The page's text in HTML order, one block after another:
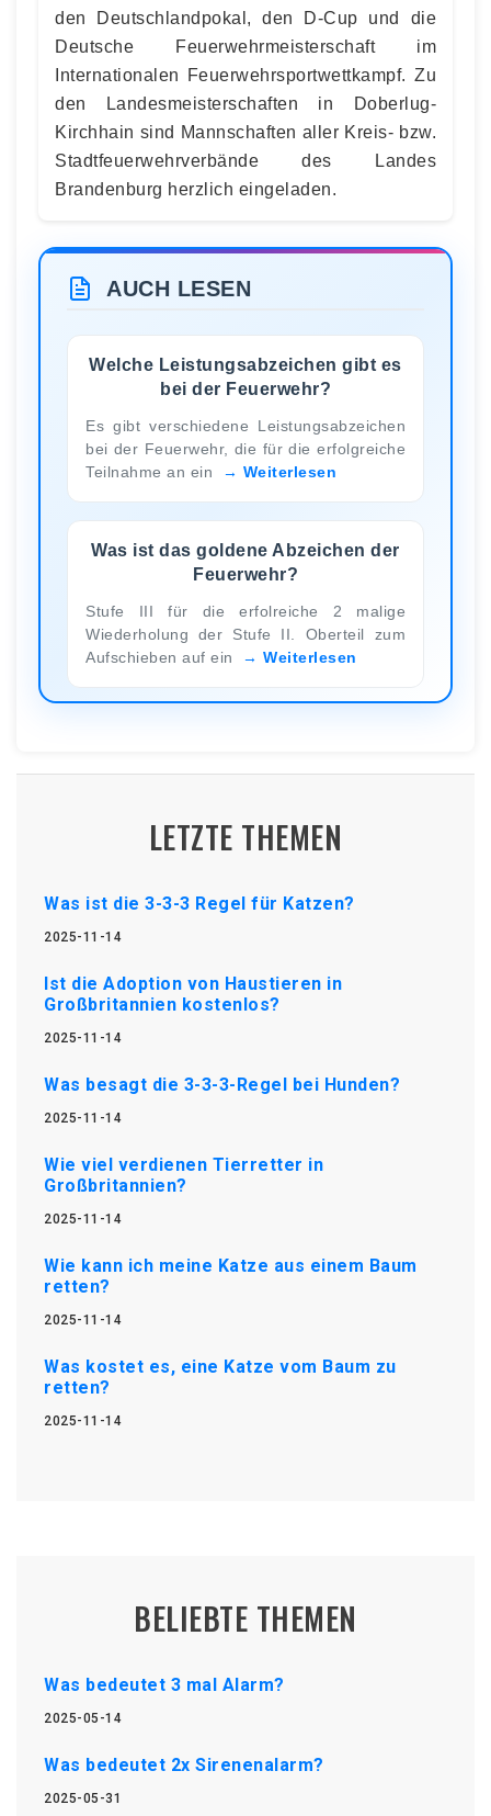
den Deutschlandpokal, den D-Cup und die
Deutsche Feuerwehrmeisterschaft im
Internationalen Feuerwehrsportwettkampf. Zu
den Landesmeisterschaften in Doberlug-
Kirchhain sind Mannschaften aller Kreis- bzw.
Stadtfeuerwehrverbände des Landes
Brandenburg herzlich eingeladen.
AUCH LESEN
Welche Leistungsabzeichen gibt es
bei der Feuerwehr?
Es gibt verschiedene Leistungsabzeichen
bei der Feuerwehr, die für die erfolgreiche
Teilnahme an ein
Weiterlesen
Was ist das goldene Abzeichen der
Feuerwehr?
Stufe III für die erfolreiche 2 malige
Wiederholung der Stufe II. Oberteil zum
Aufschieben auf ein
Weiterlesen
LETZTE THEMEN
Was ist die 3-3-3 Regel für Katzen?
2025-11-14
Ist die Adoption von Haustieren in
Großbritannien kostenlos?
2025-11-14
Was besagt die 3-3-3-Regel bei Hunden?
2025-11-14
Wie viel verdienen Tierretter in
Großbritannien?
2025-11-14
Wie kann ich meine Katze aus einem Baum
retten?
2025-11-14
Was kostet es, eine Katze vom Baum zu
retten?
2025-11-14
BELIEBTE THEMEN
Was bedeutet 3 mal Alarm?
2025-05-14
Was bedeutet 2x Sirenenalarm?
2025-05-31